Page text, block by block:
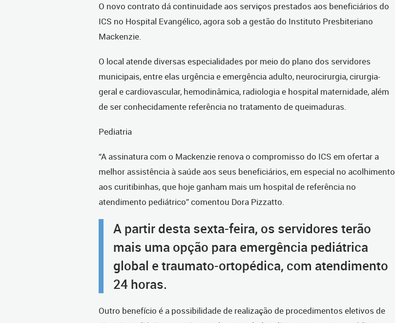
O novo contrato dá continuidade aos serviços prestados aos beneficiários do
ICS no Hospital Evangélico, agora sob a gestão do Instituto Presbiteriano
Mackenzie.
O local atende diversas especialidades por meio do plano dos servidores
municipais, entre elas urgência e emergência adulto, neurocirurgia, cirurgia-
geral e cardiovascular, hemodinâmica, radiologia e hospital maternidade, além
de ser conhecidamente referência no tratamento de queimaduras.
Pediatria
“A assinatura com o Mackenzie renova o compromisso do ICS em ofertar a
melhor assistência à saúde aos seus beneficiários, em especial no acolhimento
aos curitibinhas, que hoje ganham mais um hospital de referência no
atendimento pediátrico” comentou Dora Pizzatto.
A partir desta sexta-feira, os servidores terão
mais uma opção para emergência pediátrica
global e traumato-ortopédica, com atendimento
24 horas.
Outro benefício é a possibilidade de realização de procedimentos eletivos de